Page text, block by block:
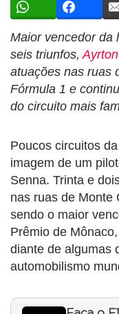
Maior vencedor da
seis triunfos,
atuações nas ruas
Fórmula 1 e
do circuito mais
Poucos circuitos
imagem de um
Senna. Trinta e
nas ruas de Monte
sendo o maior
Prêmio de
diante de algumas
automobilismo